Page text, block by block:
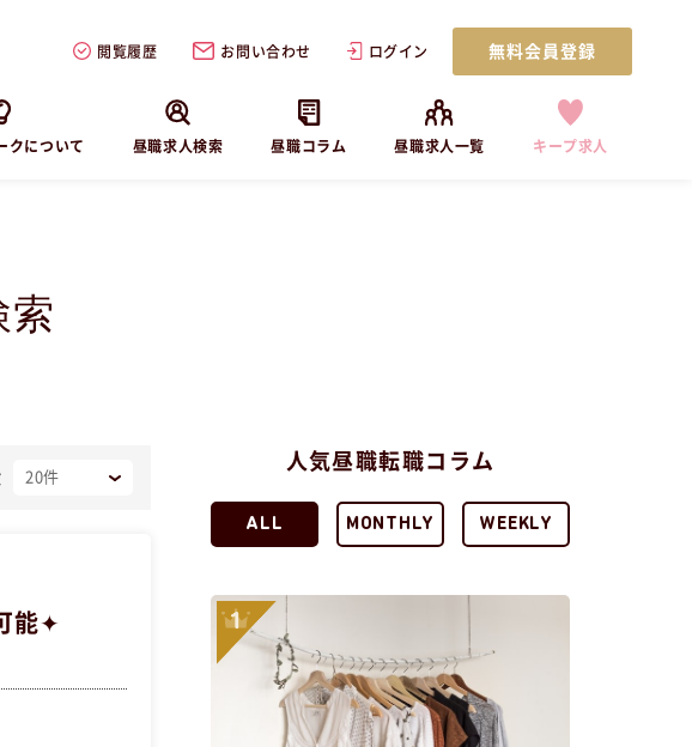
閲覧履歴 お問い合わせ ログイン 無料会員登録
クについて 昼職求人検索 昼職コラム 昼職求人一覧 キープ求人
索
能✦
人気昼職転職コラム
ALL MONTHLY WEEKLY